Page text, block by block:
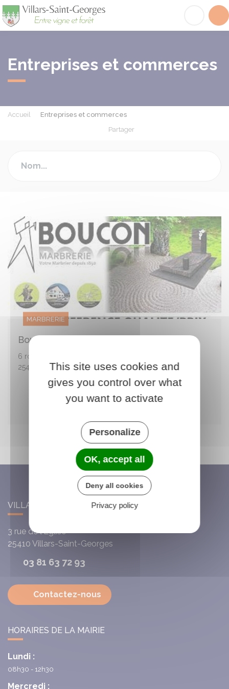
Entreprises et commerces
Accueil
Entreprises et commerces
Partager
MARBRERIE
Boucon
6 route du Jura
25410 VILLARS ST GEORGES - France
0381636065
VILLARS-SAINT-GEORGES
3 rue de l'Église
25410 Villars-Saint-Georges
03 81 63 72 93
Contactez-nous
HORAIRES DE LA MAIRIE
Lundi :
08h30 - 12h30
Mercredi :
This site uses cookies and
gives you control over what
you want to activate
Personalize
OK, accept all
Deny all cookies
Privacy policy